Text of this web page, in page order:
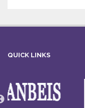
QUICK LINKS